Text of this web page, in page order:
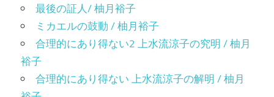
最後の証人/ 柚月裕子
ミカエルの鼓動 / 柚月裕子
合理的にあり得ない2 上水流涼子の究明 / 柚月
裕子
合理的にあり得ない 上水流涼子の解明 / 柚月